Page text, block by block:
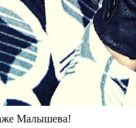
Малышева!